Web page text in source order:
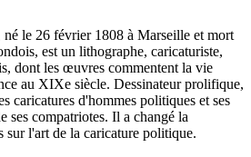
le 26 février 1808 à Marseille et mort
est un lithographe, caricaturiste,
dont les œuvres commentent la vie
au XIXe siècle. Dessinateur prolifique,
caricatures d'hommes politiques et ses
ses compatriotes. Il a changé la
sur l'art de la caricature politique.